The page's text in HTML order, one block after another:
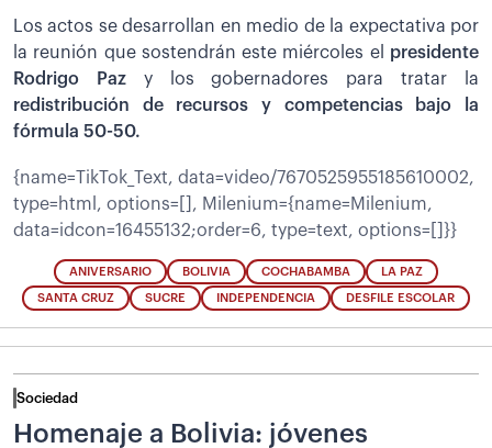
Los actos se desarrollan en medio de la expectativa por
la reunión que sostendrán este miércoles el presidente
Rodrigo Pazy los gobernadores para tratar la
redistribución de recursos y competencias bajo la
fórmula 50-50.
{name=TikTok_Text, data=video/7670525955185610002,
type=html, options=[], Milenium={name=Milenium,
data=idcon=16455132;order=6, type=text, options=[]}}
ANIVERSARIO BOLIVIA COCHABAMBA LA PAZ
SANTA CRUZ SUCRE INDEPENDENCIA DESFILE ESCOLAR
Sociedad
Homenaje a Bolivia: jóvenes